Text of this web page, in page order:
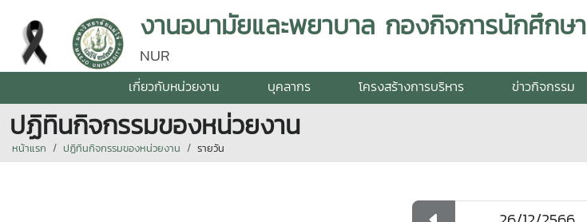
งานอนามัยและพยาบาล กองกิจการนักศึกษา
NUR
เกี่ยวกับหน่วยงาน บุคลากร โครงสร้างการบริหาร ข่าวกิจกรรม
ปฏิทินกิจกรรมของหน่วยงาน
หน้าแรก ปฏิทินกิจกรรมของหน่วยงาน รายวัน